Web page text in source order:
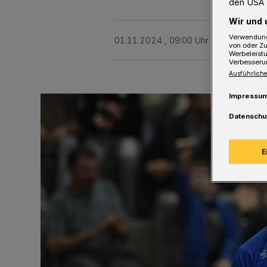
01.11.2024 , 09:00 Uhr Eine Minute
den USA
Wir und
von oder